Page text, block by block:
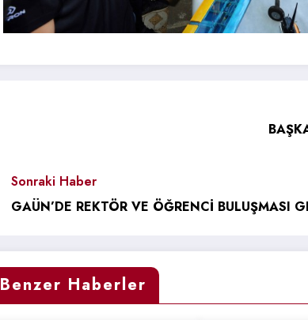
Sonraki Haber
GAÜN’DE REKTÖR VE ÖĞRENCİ BULUŞMASI
Benzer Haberler